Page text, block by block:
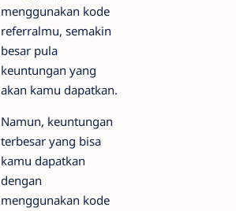
menggunakan kode
referralmu, semakin
besar pula
keuntungan yang
akan kamu dapatkan.
Namun, keuntungan
terbesar yang bisa
kamu dapatkan
dengan
menggunakan kode